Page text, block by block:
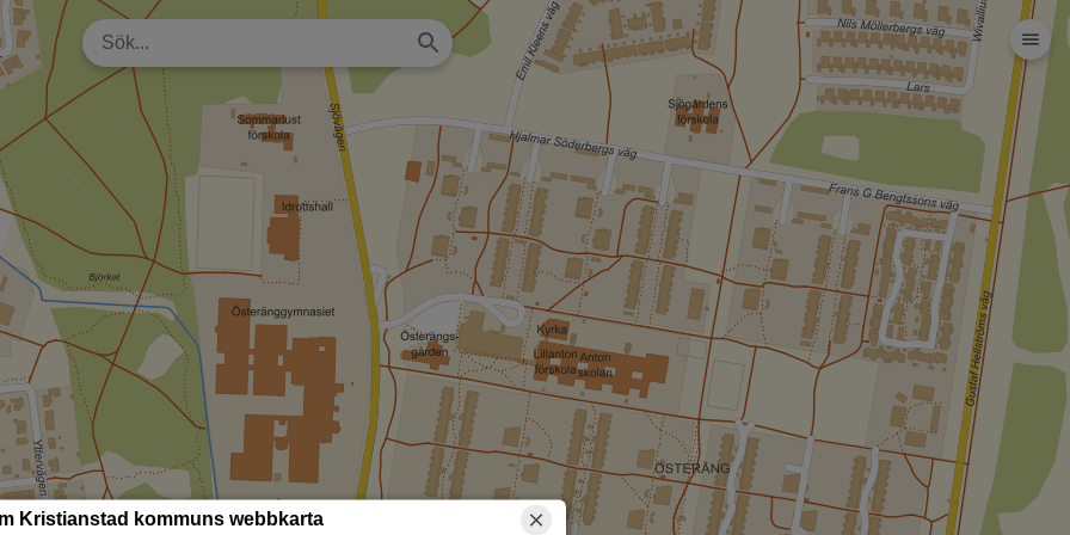
Dela karta (lång
url)
Skriv ut
Om kartan
Kristianstad
Rita
Kristianstad kommuns webbkarta